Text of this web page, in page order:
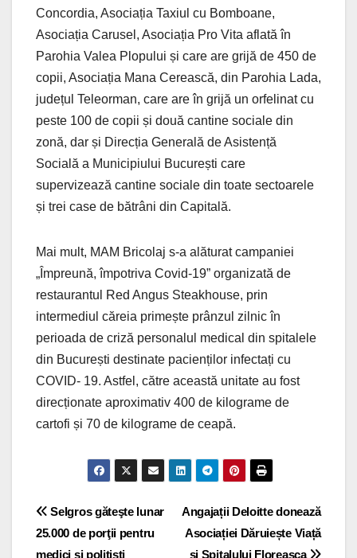
Concordia, Asociația Taxiul cu Bomboane,
Asociația Carusel, Asociația Pro Vita aflată în
Parohia Valea Plopului și care are grijă de 450 de
copii, Asociația Mana Cerească, din Parohia Lada,
județul Teleorman, care are în grijă un orfelinat cu
peste 100 de copii și două cantine sociale din
zonă, dar și Direcția Generală de Asistență
Socială a Municipiului București care
supervizează cantine sociale din toate sectoarele
și trei case de bătrâni din Capitală.
Mai mult, MAM Bricolaj s-a alăturat campaniei
„Împreună, împotriva Covid-19” organizată de
restaurantul Red Angus Steakhouse, prin
intermediul căreia primește prânzul zilnic în
perioada de criză personalul medical din spitalele
din București destinate pacienților infectați cu
COVID- 19. Astfel, către această unitate au fost
direcționate aproximativ 400 de kilograme de
cartofi și 70 de kilograme de ceapă.
Post navigationAngajații Deloitte donează
Asociației Dăruiește Viață
și Spitalului Floreasca
Selgros găteşte lunar
25.000 de porţii pentru
medici şi poliţişti